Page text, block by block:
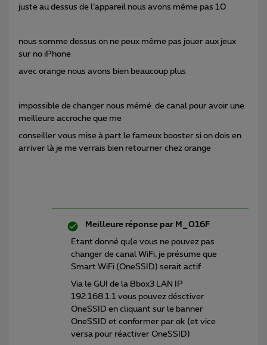
juste au dessus de l’appareil nous avons même pas 10
nous somme dessus on ne peux même pas jouer aux jeux
sur no iPhone
avec orange nous avons bien beaucoup plus
impossible de changer nous mémé de canal pour avoir une
meilleure accroche que me
conseiller vous mise à part le fameux booster si on dois en
arriver là je me verrais bien retourner chez orange
Meilleure réponse par M_016F
Etant donné qu(e vous ne pouvez pas
changer de canal WiFi, je présume que
Smart WiFi (OneSSID) serait actif
Via le GUI de la Bbox3 LAN IP
192.168.1.1 vous pouvez désctiver
OneSSID en cliquant sur le banner
OneSSID et conformer par ok (et vice
versa pour réactiver OneSSID)